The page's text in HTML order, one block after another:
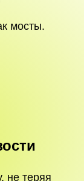
мосты.
не теряя